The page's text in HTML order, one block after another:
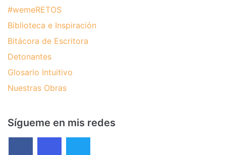
#wemeRETOS
Biblioteca e Inspiración
Bitácora de Escritora
Detonantes
Glosario Intuitivo
Nuestras Obras
Sígueme en mis redes